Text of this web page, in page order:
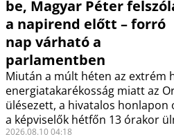
be, Magyar Péter
a napirend előtt – forró
nap várható a
parlamentben
Miután a múlt héten az extrém
energiatakarékosság miatt az
ülésezett, a hivatalos honlapon
a képviselők hétfőn 13 órakor
2026.08.10 04:18